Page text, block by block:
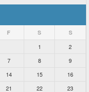
F S S
1
2
7 8
9
14 15
16
21 22
23